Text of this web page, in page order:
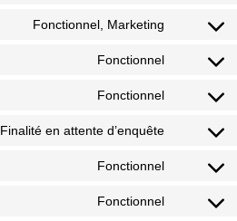
Fonctionnel, Marketing
Fonctionnel
Fonctionnel
Finalité en attente d’enquête
Fonctionnel
Fonctionnel